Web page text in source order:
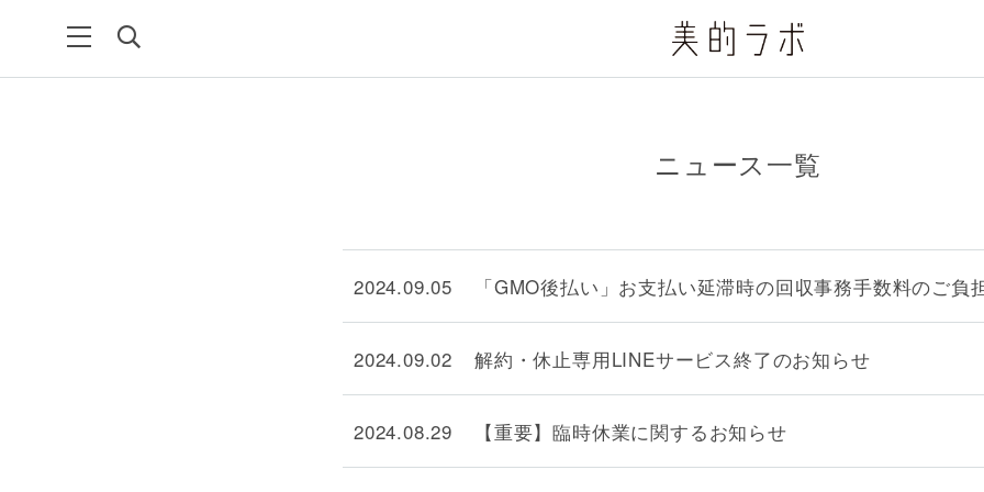
ニュース一覧
2024.09.05 「GMO後払い」お支払い延滞時の回収事務手数料のご負
2024.09.02 解約・休止専用LINEサービス終了のお知らせ
2024.08.29 【重要】臨時休業に関するお知らせ